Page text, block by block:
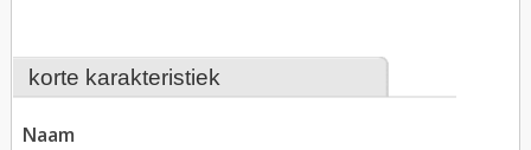
korte karakteristiek
naam